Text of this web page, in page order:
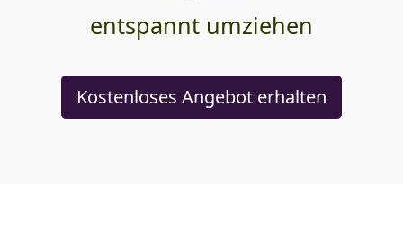
entspannt umziehen
Kostenloses Angebot erhalten